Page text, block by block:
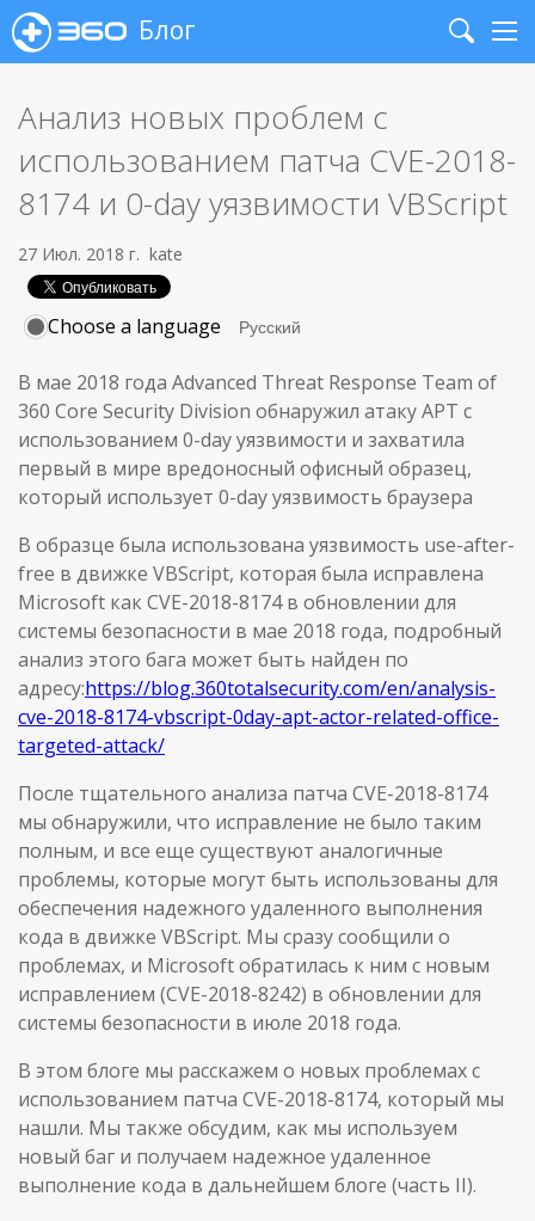
Блог
Search
Анализ новых проблем с
использованием патча CVE-2018-
8174 и 0-day уязвимости VBScript
27 Июл. 2018 г. kate
Choose a language
В мае 2018 года Advanced Threat Response Team of
360 Core Security Division обнаружил атаку APT с
использованием 0-day уязвимости и захватила
первый в мире вредоносный офисный образец,
который использует 0-day уязвимость браузера
В образце была использована уязвимость use-after-
free в движке VBScript, которая была исправлена
Microsoft как CVE-2018-8174 в обновлении для
системы безопасности в мае 2018 года, подробный
анализ этого бага может быть найден по
адресу:https://blog.360totalsecurity.com/en/analysis-
cve-2018-8174-vbscript-0day-apt-actor-related-office-
targeted-attack/
После тщательного анализа патча CVE-2018-8174
мы обнаружили, что исправление не было таким
полным, и все еще существуют аналогичные
проблемы, которые могут быть использованы для
обеспечения надежного удаленного выполнения
кода в движке VBScript. Мы сразу сообщили о
проблемах, и Microsoft обратилась к ним с новым
исправлением (CVE-2018-8242) в обновлении для
системы безопасности в июле 2018 года.
В этом блоге мы расскажем о новых проблемах с
использованием патча CVE-2018-8174, который мы
нашли. Мы также обсудим, как мы используем
новый баг и получаем надежное удаленное
выполнение кода в дальнейшем блоге (часть II).